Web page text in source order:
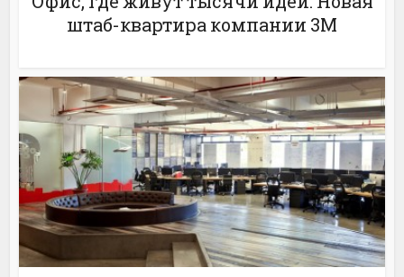
штаб-квартира компании 3M